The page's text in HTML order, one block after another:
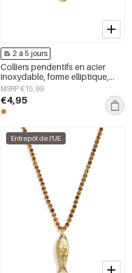
2 à 5 jours
Colliers pendentifs en acier
inoxydable, forme elliptique,
collection Simple Daily Simple,
bijoux pour femmes
MSRP €15,99
€4,95
Entrepôt de l'UE